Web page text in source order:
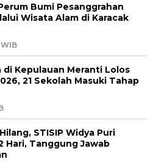
Bumi Pesanggrahan
Wisata Alam di Karacak
di Kepulauan Meranti Lolos
21 Sekolah Masuki Tahap
STISIP Widya Puri
Hari, Tanggung Jawab